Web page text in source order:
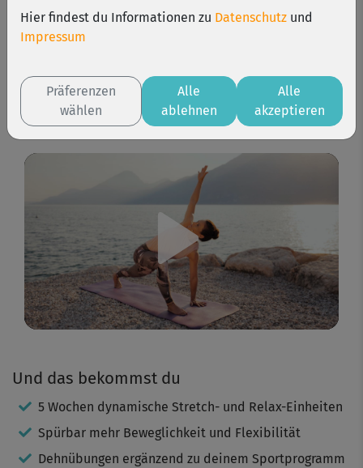
5 Wochen
Programm starten
Play
Video
Und das bekommst du
5 Wochen dynamische Stretch- und Relax-Einheiten
Spürbar mehr Beweglichkeit und Flexibilität
Dehnübungen ergänzend zu deinem Sportprogramm
Hier findest du Informationen zu Datenschutz und
Impressum
Präferenzen
wählen
Alle
ablehnen
Alle
akzeptieren